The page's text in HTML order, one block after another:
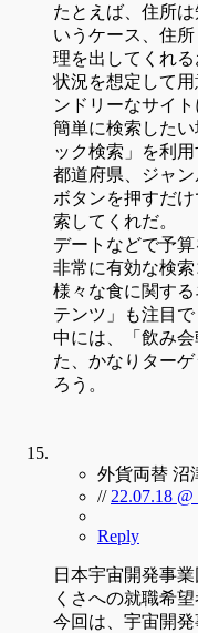
たとえば、住所
いうケース、住
理を出してくれ
状況を想定して
ンドリーなサイト
簡単に検索した
ック検索」を利用
都道府県、ジャ
ボタンを押すだ
索してくれだ。
デートなどで予
非常に有効な検索
様々な食に関す
テンツ」も注目で
中には、「飲み
た、かなりター
ろう。
外貨両替 沼
// 22.07.18 @
Reply
日本宇宙開発事
くさへの就職希
今回は、宇宙開